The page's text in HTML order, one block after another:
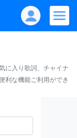
に入り歌詞、チャイナ
利な機能ご利用ができ